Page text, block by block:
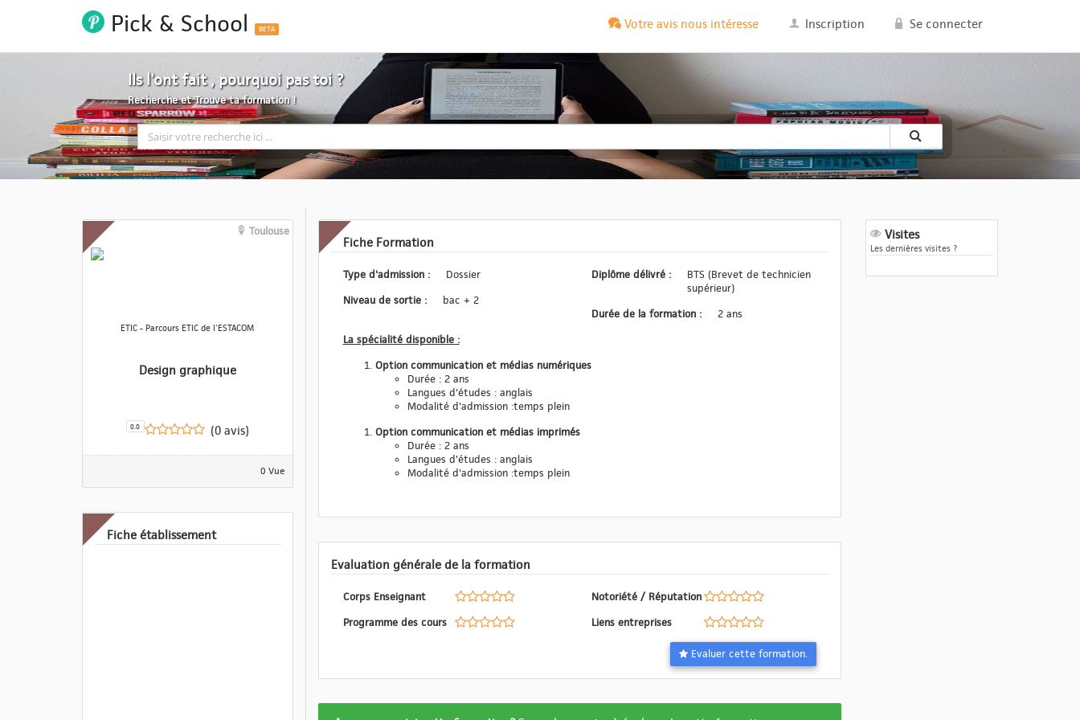
Pick & School BETA Votre avis nous intéresse Inscription Se connecter
Ils l'ont fait , pourquoi pas toi ?
Recherche et Trouve ta formation !
Toulouse
ETIC - Parcours ETIC de l'ESTACOM
Design graphique
0.0 (0 avis)
0 Vue
Fiche établissement
Fiche Formation
Type d'admission :
Dossier
Niveau de sortie :
bac + 2
Diplôme délivré :
BTS (Brevet de technicien
supérieur)
Durée de la formation :
2 ans
La spécialité disponible :
Option communication et médias numériques
Durée : 2 ans
Langues d'études : anglais
Modalité d'admission :temps plein
Option communication et médias imprimés
Durée : 2 ans
Langues d'études : anglais
Modalité d'admission :temps plein
Evaluation générale de la formation
Corps Enseignant
Programme des cours
Notoriété / Réputation
Liens entreprises
Evaluer cette formation.
Visites
Les dernières visites ?